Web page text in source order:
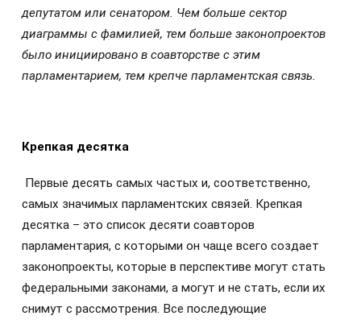
депутатом или сенатором. Чем больше сектор
диаграммы с фамилией, тем больше законопроектов
было инициировано в соавторстве с этим
парламентарием, тем крепче парламентская связь.
Крепкая десятка
Первые десять самых частых и, соответственно,
самых значимых парламентских связей. Крепкая
десятка – это список десяти соавторов
парламентария, с которыми он чаще всего создает
законопроекты, которые в перспективе могут стать
федеральными законами, а могут и не стать, если их
снимут с рассмотрения. Все последующие